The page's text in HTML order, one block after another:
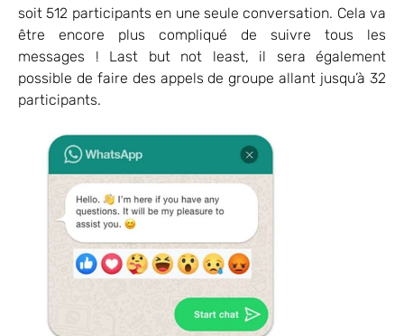
soit 512 participants en une seule conversation. Cela va
être encore plus compliqué de suivre tous les
messages ! Last but not least, il sera également
possible de faire des appels de groupe allant jusqu’à 32
participants.